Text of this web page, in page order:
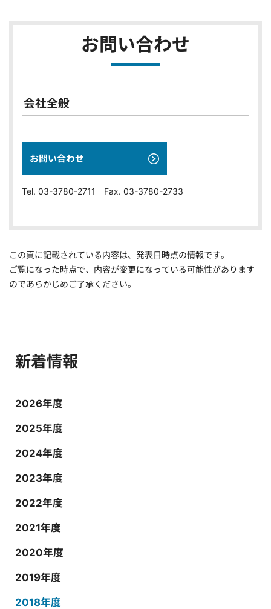
お問い合わせ
会社全般
お問い合わせ
Tel. 03-3780-2711 Fax. 03-3780-2733
この頁に記載されている内容は、発表日時点の情報です。
ご覧になった時点で、内容が変更になっている可能性があります
のであらかじめご了承ください。
新着情報
2026年度
2025年度
2024年度
2023年度
2022年度
2021年度
2020年度
2019年度
2018年度